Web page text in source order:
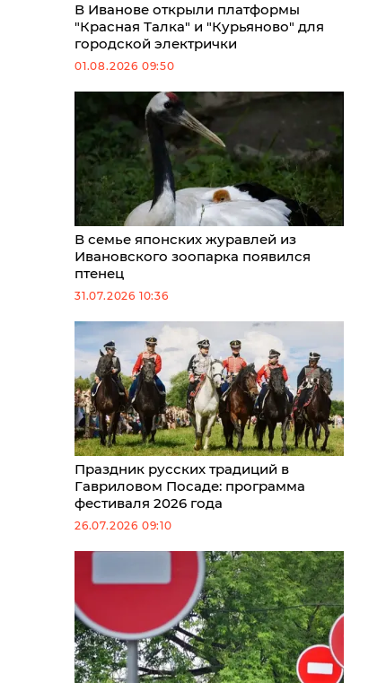
В Иванове открыли платформы
"Красная Талка" и "Курьяново" для
городской электрички
01.08.2026 09:50
В семье японских журавлей из
Ивановского зоопарка появился
птенец
31.07.2026 10:36
Праздник русских традиций в
Гавриловом Посаде: программа
фестиваля 2026 года
26.07.2026 09:10